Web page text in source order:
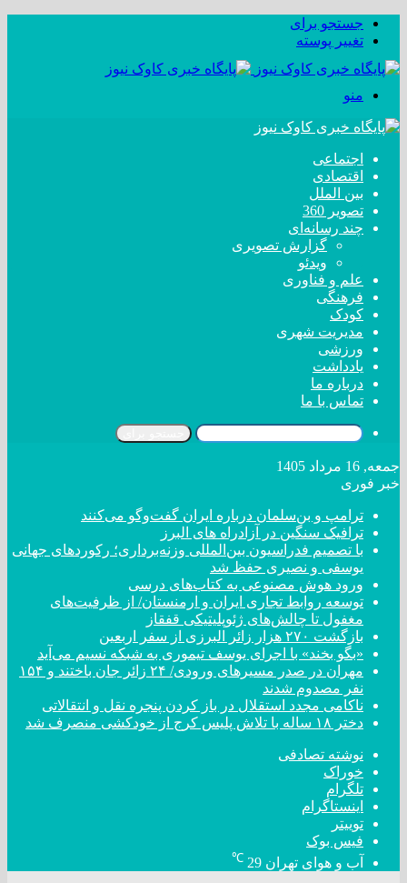
جستجو برای
تغییر پوسته
منو
اجتماعی
اقتصادی
بین الملل
تصویر 360
چند رسانه‌ای
گزارش تصویری
ویدئو
علم و فناوری
فرهنگی
کودک
مدیریت شهری
ورزشی
یادداشت
درباره ما
تماس با ما
جمعه, 16 مرداد 1405
خبر فوری
ترامپ و بن‌سلمان درباره ایران گفت‌و‌گو می‌کنند
ترافیک سنگین در آزادراه های البرز
با تصمیم فدراسیون بین‌المللی وزنه‌برداری؛ رکورد‌های جهانی
یوسفی و نصیری حفظ شد
ورود هوش مصنوعی به کتاب‌های درسی
توسعه روابط تجاری ایران و ارمنستان/ از ظرفیت‌های
مغفول تا چالش‌های ژئوپلیتیکی قفقاز
بازگشت ۲۷۰ هزار زائر البرزی از سفر اربعین
«بگو بخند» با اجرای یوسف تیموری به شبکه نسیم می‌آید
مهران در صدر مسیر‌های ورودی/ ۲۴ زائر جان باختند و ۱۵۴
نفر مصدوم شدند
ناکامی مجدد استقلال در باز کردن پنجره نقل و انتقالاتی
دختر ‌۱۸‌ ‌ساله‌ با تلاش پلیس کرج از خودکشی منصرف شد
نوشته تصادفی
خوراک
تلگرام
اینستاگرام
توییتر
فیس بوک
آب و هوای تهران 29
℃